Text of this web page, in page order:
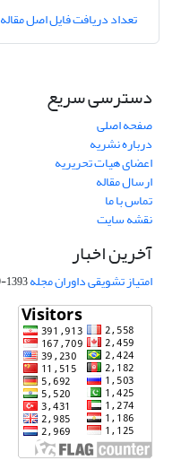
تعداد دریافت فایل اصل مقاله
دسترسی سریع
صفحه اصلی
درباره نشریه
اعضای هیات تحریریه
ارسال مقاله
تماس با ما
نقشه سایت
آخرین اخبار
امتیاز تشویقی داوران مجله1393-09-01